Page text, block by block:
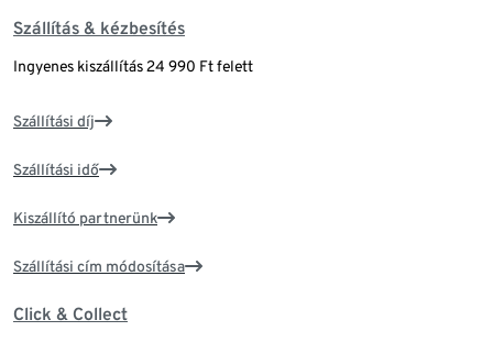
Szállítás & kézbesítés
Ingyenes kiszállítás 24 990 Ft felett
Szállítási díj
Szállítási idő
Kiszállító partnerünk
Szállítási cím módosítása
Click & Collect